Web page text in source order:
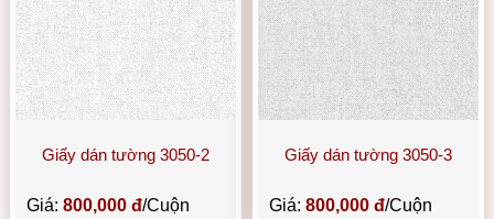
Giấy dán tường 3050-2
Giá:800,000 đ/Cuộn
Giấy dán tường 3050-3
Giá: 800,000 đ/Cuộn